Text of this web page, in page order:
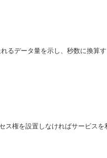
るデータ量を示し、秒数に換算
ス権を設置しなければサービスを